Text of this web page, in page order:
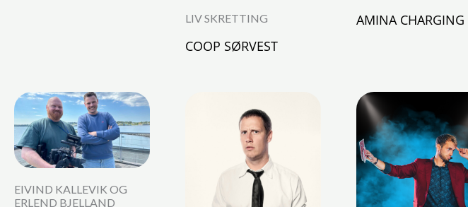
LIV SKRETTING
COOP SØRVEST
AMINA CHARGING
EIVIND KALLEVIK OG
ERLEND BJELLAND